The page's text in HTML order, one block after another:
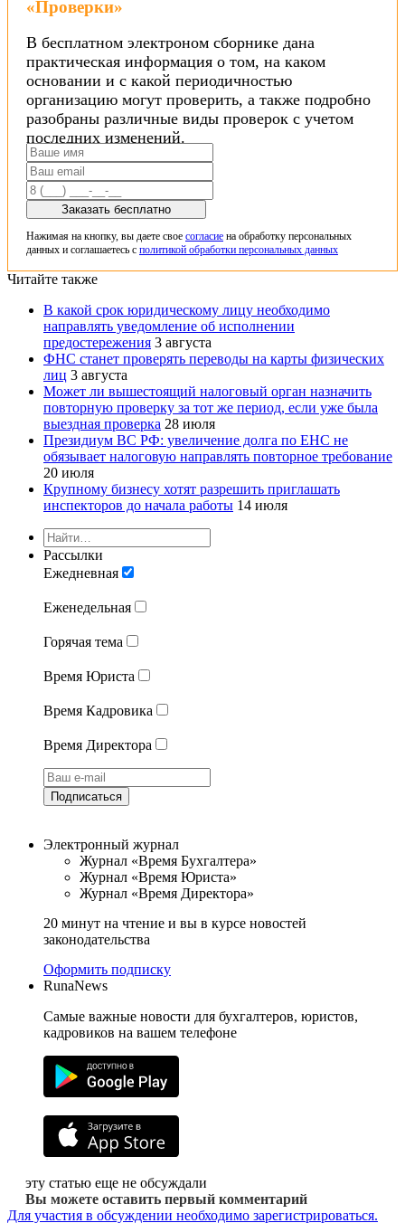
«Проверки»
В бесплатном электроном сборнике дана
практическая информация о том, на каком
основании и с какой периодичностью
организацию могут проверить, а также подробно
разобраны различные виды проверок с учетом
последних изменений.
Заказать бесплатно
Нажимая на кнопку, вы даете свое согласие на обработку персональных
данных и соглашаетесь с политикой обработки персональных данных
Читайте также
В какой срок юридическому лицу необходимо
направлять уведомление об исполнении
предостережения 3 августа
ФНС станет проверять переводы на карты физических
лиц 3 августа
Может ли вышестоящий налоговый орган назначить
повторную проверку за тот же период, если уже была
выездная проверка 28 июля
Президиум ВС РФ: увеличение долга по ЕНС не
обязывает налоговую направлять повторное требование
20 июля
Крупному бизнесу хотят разрешить приглашать
инспекторов до начала работы 14 июля
Рассылки
Ежедневная
Еженедельная
Горячая тема
Время Юриста
Время Кадровика
Время Директора
Подписаться
Электронный журнал
Журнал «Время Бухгалтера»
Журнал «Время Юриста»
Журнал «Время Директора»
20 минут на чтение и вы в курсе новостей
законодательства
Оформить подписку
RunaNews
Самые важные новости для бухгалтеров, юристов,
кадровиков на вашем телефоне
эту статью еще не обсуждали
Вы можете оставить первый комментарий
Для участия в обсуждении необходимо зарегистрироваться.